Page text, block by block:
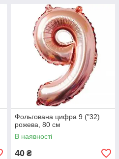
Фольгована цифра 9 ("32)
рожева, 80 см
В наявності
40 ₴